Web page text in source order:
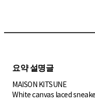
요약 설명글
MAISON KITSUNE
White canvas laced